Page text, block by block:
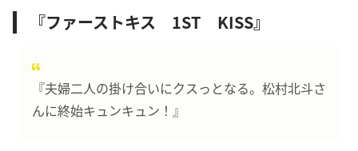
『ファーストキス 1ST KISS』
『夫婦二人の掛け合いにクスっとなる。松村北斗さ
んに終始キュンキュン！』